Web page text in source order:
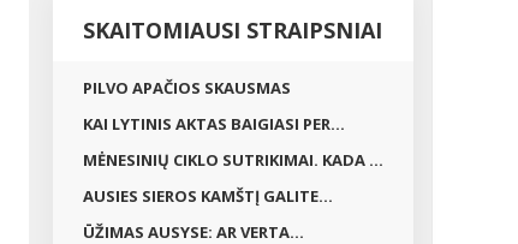
SKAITOMIAUSI STRAIPSNIAI
PILVO APAČIOS SKAUSMAS
KAI LYTINIS AKTAS BAIGIASI PER...
MĖNESINIŲ CIKLO SUTRIKIMAI. KADA ...
AUSIES SIEROS KAMŠTĮ GALITE...
ŪŽIMAS AUSYSE: AR VERTA...